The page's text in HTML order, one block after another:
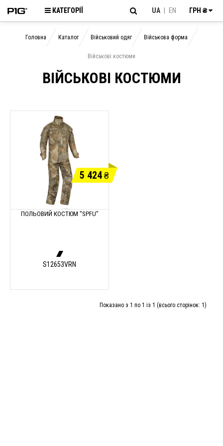
КАТЕГОРІЇ UA EN ГРН ₴
Головна Каталог Військовий одяг Військова форма
Військові костюми
ВІЙСЬКОВІ КОСТЮМИ
5 424₴
ПОЛЬОВИЙ КОСТЮМ "SPFU"
S12653VRN
Показано з 1 по 1 із 1 (всього сторінок: 1)